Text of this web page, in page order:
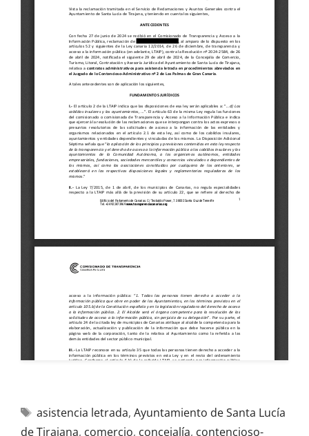
asistencia letrada, Ayuntamiento de Santa Lucía
de Tirajana, comercio, concejalía, contencioso-